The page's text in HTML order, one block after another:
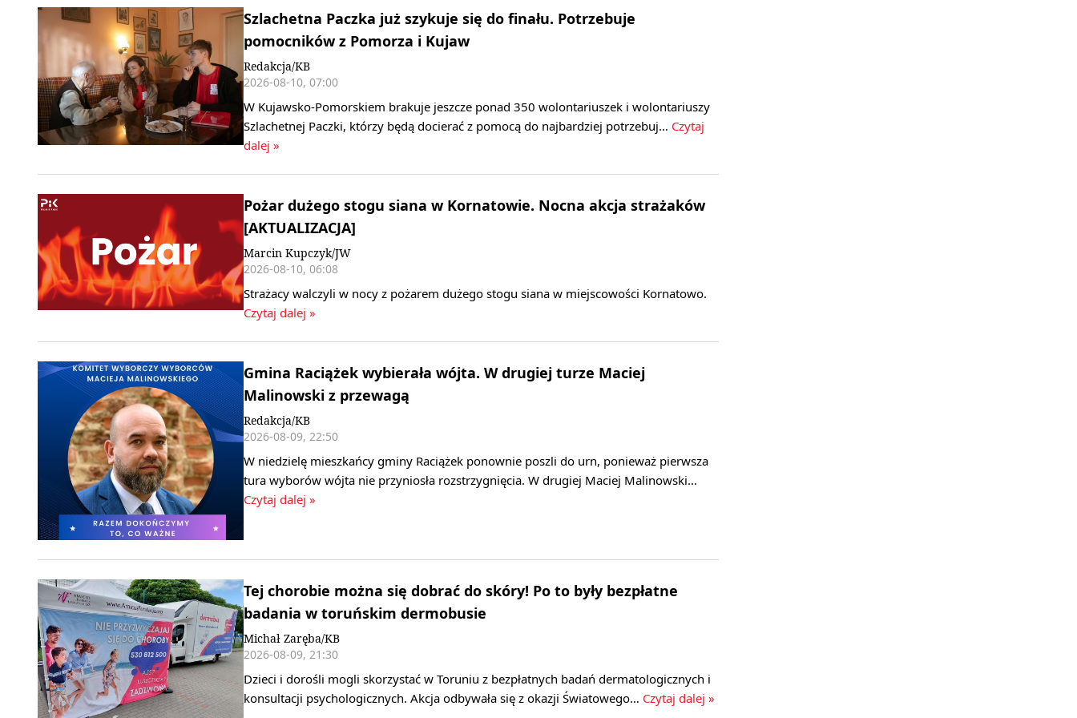
Szlachetna Paczka już szykuje się do finału. Potrzebuje
pomocników z Pomorza i Kujaw
Redakcja/KB
2026-08-10, 07:00
W Kujawsko-Pomorskiem brakuje jeszcze ponad 350 wolontariuszek i wolontariuszy
Szlachetnej Paczki, którzy będą docierać z pomocą do najbardziej potrzebuj… Czytaj
dalej »
Pożar dużego stogu siana w Kornatowie. Nocna akcja strażaków
[AKTUALIZACJA]
Marcin Kupczyk/JW
2026-08-10, 06:08
Strażacy walczyli w nocy z pożarem dużego stogu siana w miejscowości Kornatowo.
Czytaj dalej »
Gmina Raciążek wybierała wójta. W drugiej turze Maciej
Malinowski z przewagą
Redakcja/KB
2026-08-09, 22:50
W niedzielę mieszkańcy gminy Raciążek ponownie poszli do urn, ponieważ pierwsza
tura wyborów wójta nie przyniosła rozstrzygnięcia. W drugiej Maciej Malinowski…
Czytaj dalej »
Tej chorobie można się dobrać do skóry! Po to były bezpłatne
badania w toruńskim dermobusie
Michał Zaręba/KB
2026-08-09, 21:30
Dzieci i dorośli mogli skorzystać w Toruniu z bezpłatnych badań dermatologicznych i
konsultacji psychologicznych. Akcja odbywała się z okazji Światowego… Czytaj dalej »